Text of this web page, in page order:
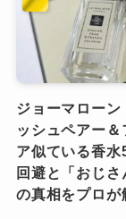
ジョーマローン
ッシュペアー＆
ア似ている香水
回避と「おじさ
の真相をプロが